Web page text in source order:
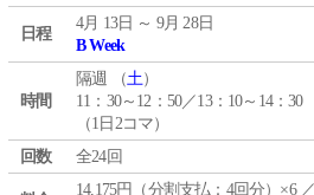
日程
4月 13日 ～ 9月 28日
B Week
時間
隔週 （土）
11：30～12：50／13：10～14：30
（1日2コマ）
回数
全24回
14,175円（分割支払：4回分）×6